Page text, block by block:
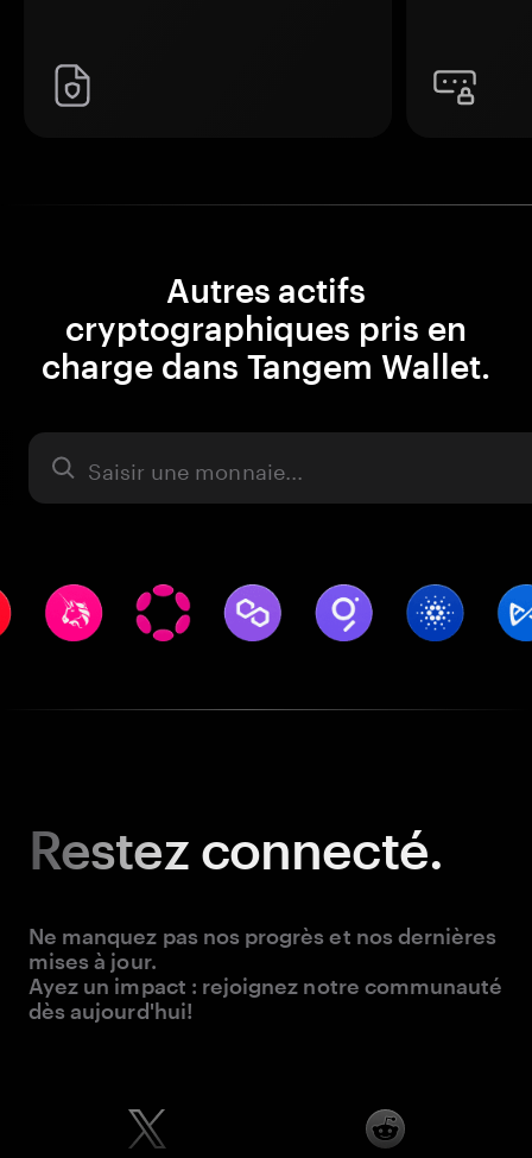
Autres actifs
cryptographiques pris en
charge dans Tangem Wallet.
Actifs
Restezconnecté.
Ne manquez pas nos progrès et nos dernières
mises à jour.
Ayez un impact : rejoignez notre communauté
dès aujourd'hui!